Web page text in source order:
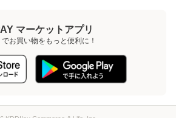
マーケットアプリ
でお買い物をもっと便利に！